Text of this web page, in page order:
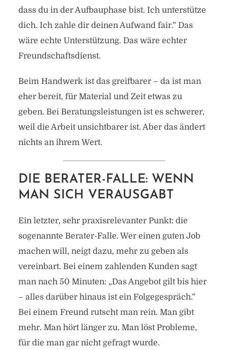
dass du in der Aufbauphase bist. Ich unterstütze
dich. Ich zahle dir deinen Aufwand fair.” Das
wäre echte Unterstützung. Das wäre echter
Freundschaftsdienst.
Beim Handwerk ist das greifbarer – da ist man
eher bereit, für Material und Zeit etwas zu
geben. Bei Beratungsleistungen ist es schwerer,
weil die Arbeit unsichtbarer ist. Aber das ändert
nichts an ihrem Wert.
DIE BERATER-FALLE: WENN
MAN SICH VERAUSGABT
Ein letzter, sehr praxisrelevanter Punkt: die
sogenannte Berater-Falle. Wer einen guten Job
machen will, neigt dazu, mehr zu geben als
vereinbart. Bei einem zahlenden Kunden sagt
man nach 50 Minuten: „Das Angebot gilt bis hier
– alles darüber hinaus ist ein Folgegespräch.”
Bei einem Freund rutscht man rein. Man gibt
mehr. Man hört länger zu. Man löst Probleme,
für die man gar nicht gefragt wurde.